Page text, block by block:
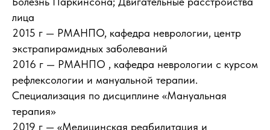
лица
2015 г — РМАНПО, кафедра неврологии, центр
экстрапирамидных заболеваний
2016 г — РМАНПО , кафедра неврологии с курсом
рефлексологии и мануальной терапии.
Специализация по дисциплине «Мануальная
терапия»
2019 г — «Медицинская реабилитация и